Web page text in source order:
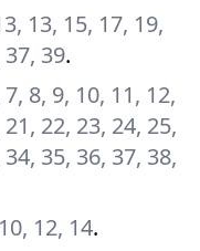
13, 15, 17, 19,
39.
8, 9, 10, 11, 12,
22, 23, 24, 25,
35, 36, 37, 38,
12, 14.